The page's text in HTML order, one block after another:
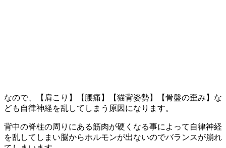
なので、【肩こり】【腰痛】【猫背姿勢】【骨盤の歪み】な
ども自律神経を乱してしまう原因になります。
背中の脊柱の周りにある筋肉が硬くなる事によって自律神経
を乱してしまい脳からホルモンが出ないのでバランスが崩れ